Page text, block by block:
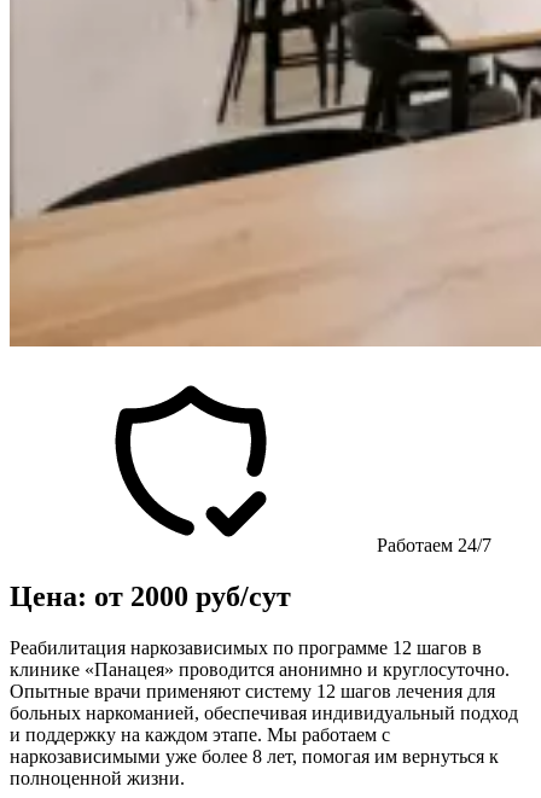
Работаем 24/7
Цена: от 2000 руб/сут
Реабилитация наркозависимых по программе 12 шагов в
клинике «Панацея» проводится анонимно и круглосуточно.
Опытные врачи применяют систему 12 шагов лечения для
больных наркоманией, обеспечивая индивидуальный подход
и поддержку на каждом этапе. Мы работаем с
наркозависимыми уже более 8 лет, помогая им вернуться к
полноценной жизни.